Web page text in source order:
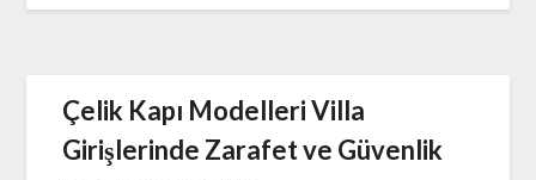
Çelik Kapı Modelleri Villa
Girişlerinde Zarafet ve Güvenlik